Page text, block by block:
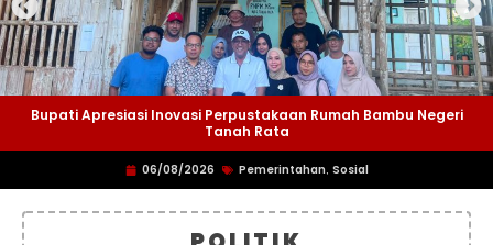
Bupati Apresiasi Inovasi Perpustakaan Rumah Bambu Negeri
Tanah Rata
06/08/2026 Pemerintahan, Sosial